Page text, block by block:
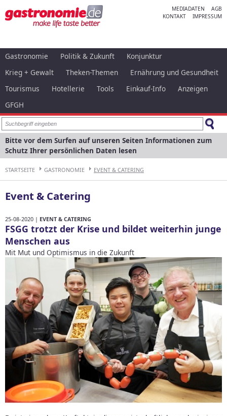
MEDIADATEN
AGB
KONTAKT
IMPRESSUM
Gastronomie Politik & Zukunft
Konjunktur
Krieg + Gewalt
Theken-Themen
Ernährung und Gesundheit
Tourismus
Hotellerie Tools Einkauf-Info
Anzeigen
GFGH
Bitte vor dem Surfen auf unseren Seiten Informationen zum
Schutz Ihrer persönlichen Daten lesen
STARTSEITE GASTRONOMIE EVENT & CATERING
Event & Catering
25-08-2020 | EVENT & CATERING
FSGG trotzt der Krise und bildet weiterhin junge
Menschen aus
Mit Mut und Optimismus in die Zukunft